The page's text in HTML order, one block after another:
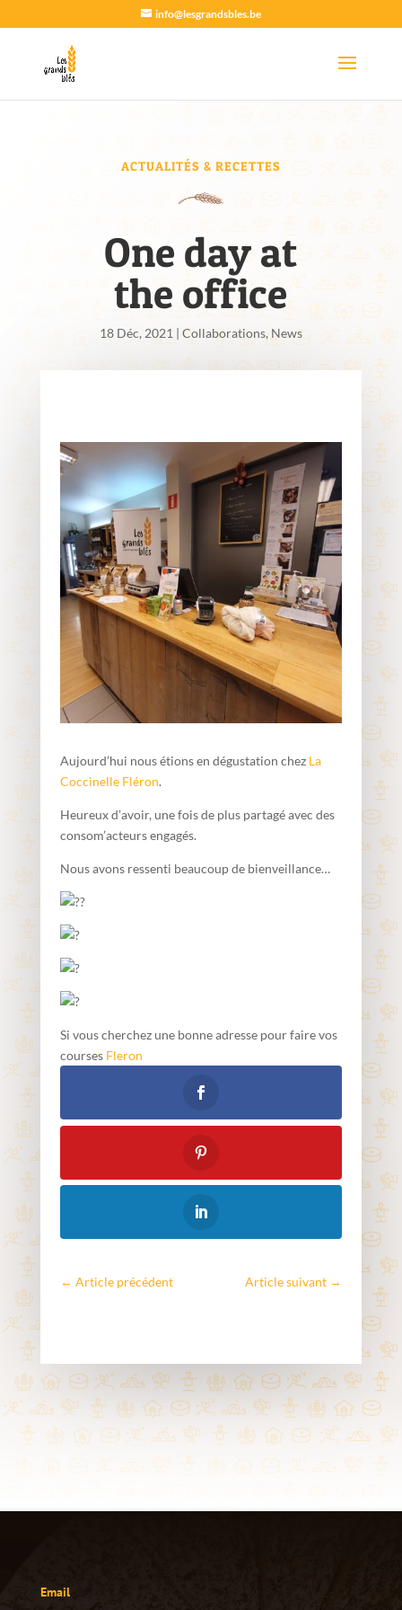
info@lesgrandsbles.be
ACTUALITÉS & RECETTES
One day at
the office
18 Déc, 2021 | Collaborations, News
Aujourd’hui nous étions en dégustation chez La
Coccinelle Fléron.
Heureux d’avoir, une fois de plus partagé avec des
consom’acteurs engagés.
Nous avons ressenti beaucoup de bienveillance…
Si vous cherchez une bonne adresse pour faire vos
courses Fleron
←Article précédent Article suivant→
Email